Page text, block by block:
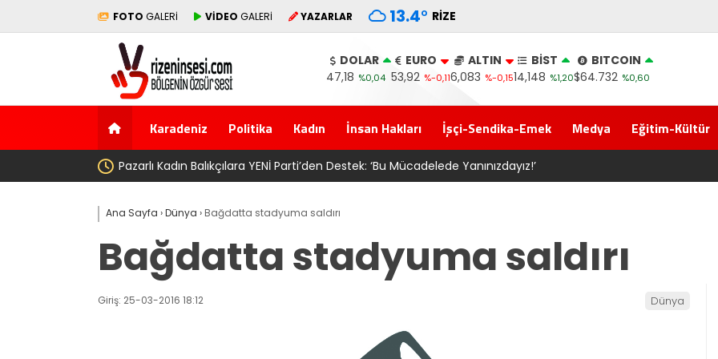
FOTO GALERİ VİDEO GALERİ YAZARLAR 13.4° RIZE
DOLAR
47,18 %0,04
EURO
53,92 %-0,11
ALTIN
6,083 %-0,15
BİST
14,148 %1,20
BITCOIN
$64.732 %0,60
Karadeniz Politika Kadın İnsan Hakları İşçi-Sendika-Emek Medya Eğitim-Kültür
AV. Süzen “Meclis’e gelen Çerçeve Yasa Türkiye’de yeni bir
Ana Sayfa ›Dünya › Bağdatta stadyuma saldırı
Bağdatta stadyuma saldırı
Giriş: 25-03-2016 18:12 Dünya